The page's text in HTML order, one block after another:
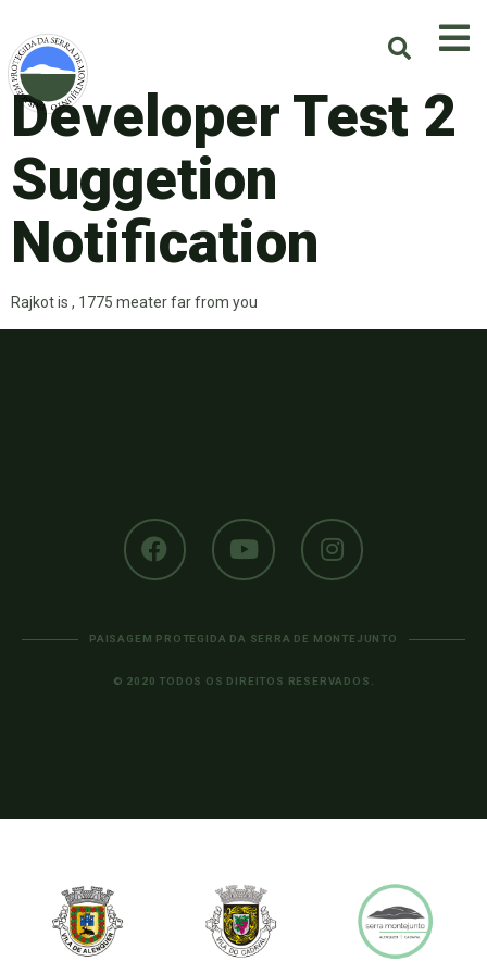
Developer Test 2
Suggetion
Notification
Rajkot is , 1775 meater far from you
PAISAGEM PROTEGIDA DA SERRA DE MONTEJUNTO
© 2020 TODOS OS DIREITOS RESERVADOS.